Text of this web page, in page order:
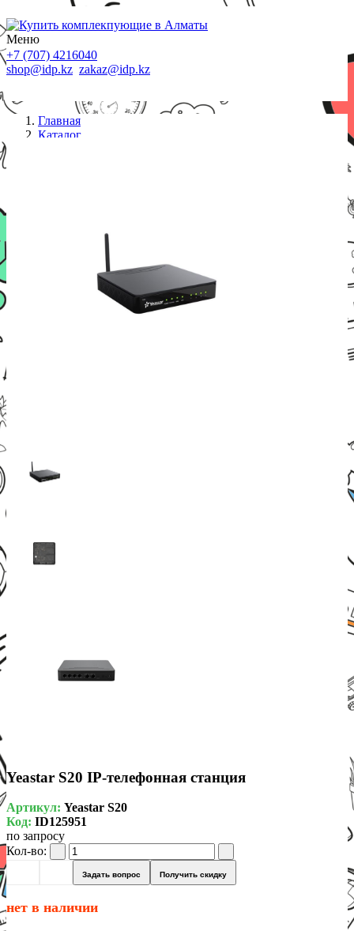
Меню
+7 (707) 4216040
shop@idp.kz zakaz@idp.kz
Главная
Каталог
Yeastar S20 IP-телефонная станция
Артикул: Yeastar S20
Код: ID125951
по запросу
Кол-во:
Задать вопрос Получить скидку
нет в наличии